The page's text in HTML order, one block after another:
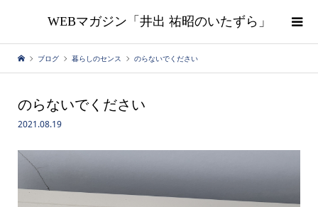
WEBマガジン「井出 祐昭のいたずら」
ブログ 暮らしのセンス のらないでください
のらないでください
2021.08.19